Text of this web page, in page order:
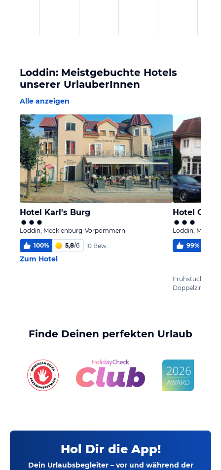
Loddin: Meistgebuchte Hotels
unserer UrlauberInnen
Alle anzeigen
Hotel Karl's Burg
Loddin, Mecklenburg-Vorpommern
100% 5,8/6 10 Bew.
Zum Hotel
Hotel
Loddin,
99%
Frühstück
Doppelzimmer
Finde Deinen perfekten Urlaub
Hol Dir die App!
Dein Urlaubsbegleiter – vor und während der